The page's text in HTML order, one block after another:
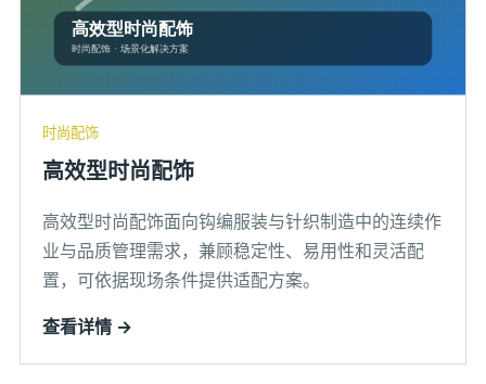
时尚配饰
高效型时尚配饰
高效型时尚配饰面向钩编服装与针织制造中的连续作
业与品质管理需求，兼顾稳定性、易用性和灵活配
置，可依据现场条件提供适配方案。
查看详情 →